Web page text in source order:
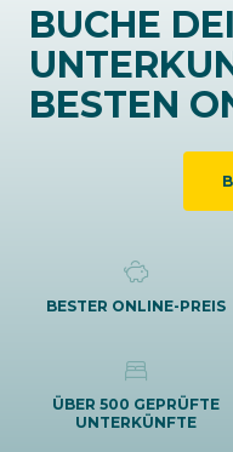
BUCHE
BESTEN
BESTER ONLINE-PREIS
ÜBER 500 GEPRÜFTE
UNTERKÜNFTE